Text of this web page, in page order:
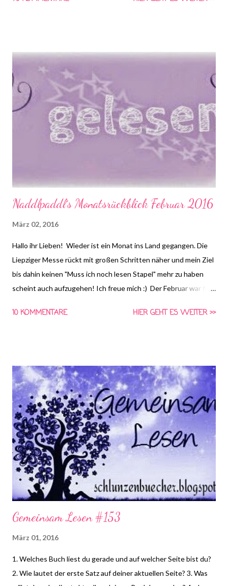
gelesen hattest? (Frage von Lucy Fox ) *HIER* könnt ihr euch
Leben gerufen wurde. Die Aktion findet wöchentlich immer
Dienstags bei Steffi & Nadja von Schlunzen-Bücher statt.
Teilnehmen darf jeder wann immer er Lust und Zeit dazu hat.
Die Fragen dürfen auch nach Dienstag noch beantwortet
werden. Bitte benutzt bei einer Teilnahme das Gemeinsam-
Lesen Logo! 1. Welches Buch liest du gerade und auf welcher
Seite bist du? ...
Naddlpaddl´s Monatsrückblick Februar 2016
März 02, 2016
Hallo ihr Lieben! Wieder ist ein Monat ins Land gegangen. Die
Liepziger Messe rückt mit großen Schritten näher und mein Ziel
bis dahin keinen "Muss ich noch lesen Stapel" mehr zu haben
scheint auch aufzugehen! Ich freue mich :) Der Februar war für
Post über meine Reihen ist online gegangen, endlich hab ich mal
10 KOMMENTARE HIER GEHT ES WEITER >>
Gemeinsam Lesen #153
März 01, 2016
1. Welches Buch liest du gerade und auf welcher Seite bist du?
2. Wie lautet der erste Satz auf deiner aktuellen Seite? 3. Was